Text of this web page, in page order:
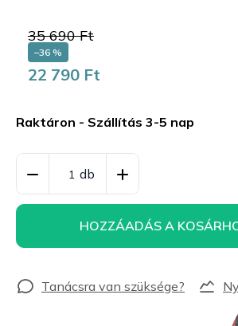
35 690 Ft
–36 %
22 790 Ft
Raktáron - Szállítás 3-5 nap
HOZZÁADÁS A